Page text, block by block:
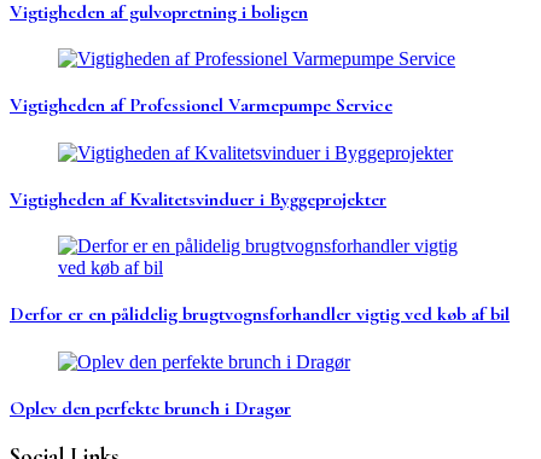
Vigtigheden af gulvopretning i boligen
Vigtigheden af Professionel Varmepumpe Service
Vigtigheden af Kvalitetsvinduer i Byggeprojekter
Derfor er en pålidelig brugtvognsforhandler vigtig ved køb af bil
Oplev den perfekte brunch i Dragør